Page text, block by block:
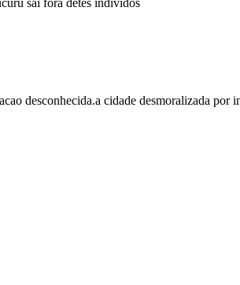
sai fora detes individos
desconhecida.a cidade desmoralizada por